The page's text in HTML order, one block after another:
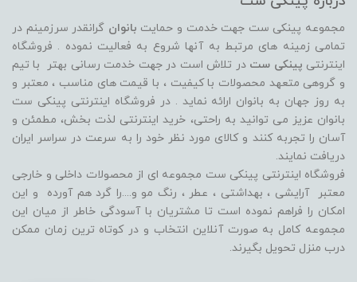
مجموعه پینکی ست جهت خدمت و حمایت بانوان گرانقدر سرزمینم در
تمامی زمینه های مرتبط به آنها شروع به فعالیت نموده . فروشگاه
اینترنتی پینکی ست در تلاش است در جهت خدمت رسانی بهتر با تیم
و گروهی متعهد محصولات با کیفیت ، با قیمت های مناسب ، معتبر و
به روز جهان به بانوان ارائه نماید . در فروشگاه اینترنتی پینکی ست
بانوان عزیز می توانيد به راحتی، خرید اینترنتی لذت بخش، مطمئن و
آسان را تجربه کنند و کالای مورد نظر خود را به سرعت در سراسر ایران
دریافت نمایند.
فروشگاه اینترنتی پینکی ست مجموعه ای از محصولات داخلی و خارجی
معتبر آرایشی ، بهداشتی ، عطر ، رنگ مو و....را گرد هم آورده و اين
امکان را فراهم نموده است تا مشتريان با آسودگی خاطر از ميان اين
مجموعه کامل به صورت آنلاين انتخاب و در کوتاه ترين زمان ممکن
درب منزل تحویل بگیرند.